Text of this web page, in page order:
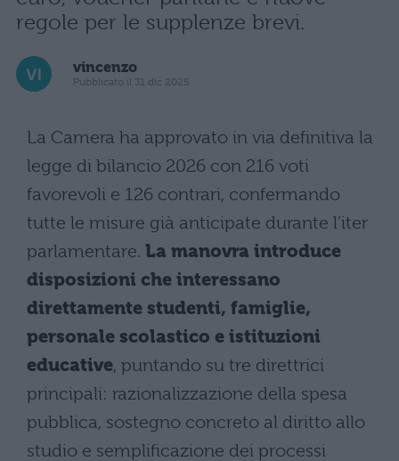
regole per le supplenze brevi.
vincenzo
Pubblicato il 31 dic 2025
La Camera ha approvato in via definitiva la
legge di bilancio 2026 con 216 voti
favorevoli e 126 contrari, confermando
tutte le misure già anticipate durante l’iter
parlamentare. La manovra introduce
disposizioni che interessano
direttamente studenti, famiglie,
personale scolastico e istituzioni
educative, puntando su tre direttrici
principali: razionalizzazione della spesa
pubblica, sostegno concreto al diritto allo
studio e semplificazione dei processi